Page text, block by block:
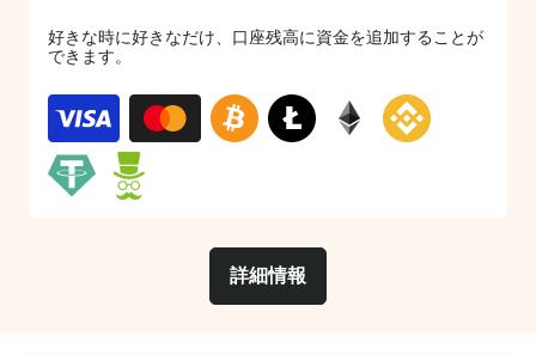
好きな時に好きなだけ、口座残高に資金を追加することが
できます。
詳細情報